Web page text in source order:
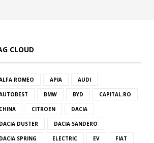
CLOUD
ROMEO APIA AUDI
BMW BYD CAPITAL.RO
CHINA CITROEN DACIA
DACIA DUSTER DACIA SANDERO
DACIA SPRING ELECTRIC EV FIAT